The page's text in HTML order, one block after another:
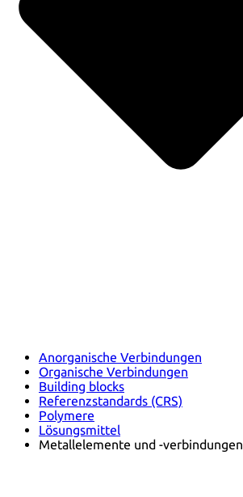
Anorganische Verbindungen
Organische Verbindungen
Building blocks
Referenzstandards (CRS)
Polymere
Lösungsmittel
Metallelemente und -verbindungen